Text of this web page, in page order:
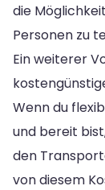
die
Personen zu
Ein weiterer
Wenn du
und bereit
den
von diesem